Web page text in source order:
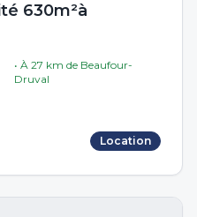
630m²à
• À27 km de Beaufour-
Druval
Location